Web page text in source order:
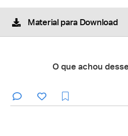
Material para Download
O que achou